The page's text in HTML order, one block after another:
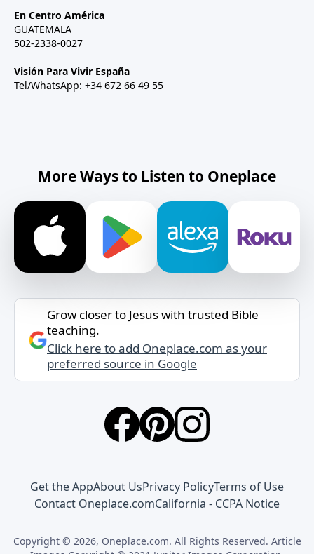
En Centro América
GUATEMALA
502-2338-0027
Visión Para Vivir España
Tel/WhatsApp: +34 672 66 49 55
More Ways to Listen to Oneplace
Grow closer to Jesus with trusted Bible
teaching.
Click here to add Oneplace.com as your
preferred source in Google
Get the AppAbout UsPrivacy PolicyTerms of Use
Contact Oneplace.comCalifornia - CCPA Notice
Copyright © 2026, Oneplace.com. All Rights Reserved. Article